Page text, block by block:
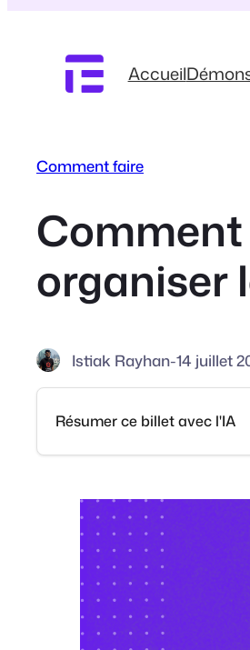
contenu
Accueil
Comment faire
Comment
organiser
Istiak Rayhan-14 juillet
Résumer ce billet avec l'IA